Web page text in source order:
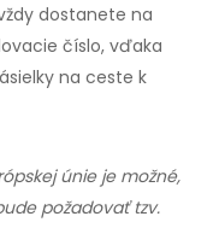
dostanete na
číslo, vďaka
na ceste k
únie je možné,
požadovať tzv.